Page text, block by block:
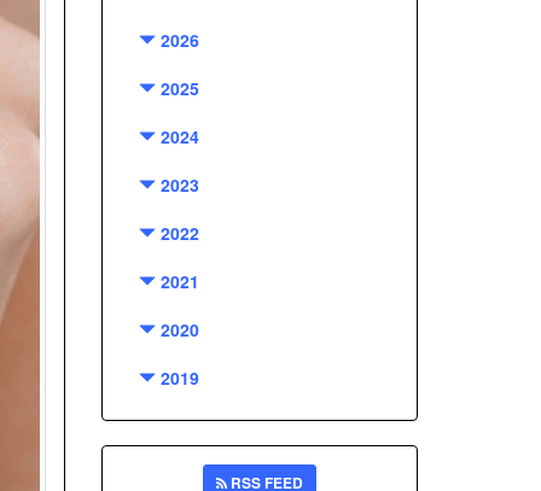
2026
2025
2024
2023
2022
2021
2020
2019
RSS FEED